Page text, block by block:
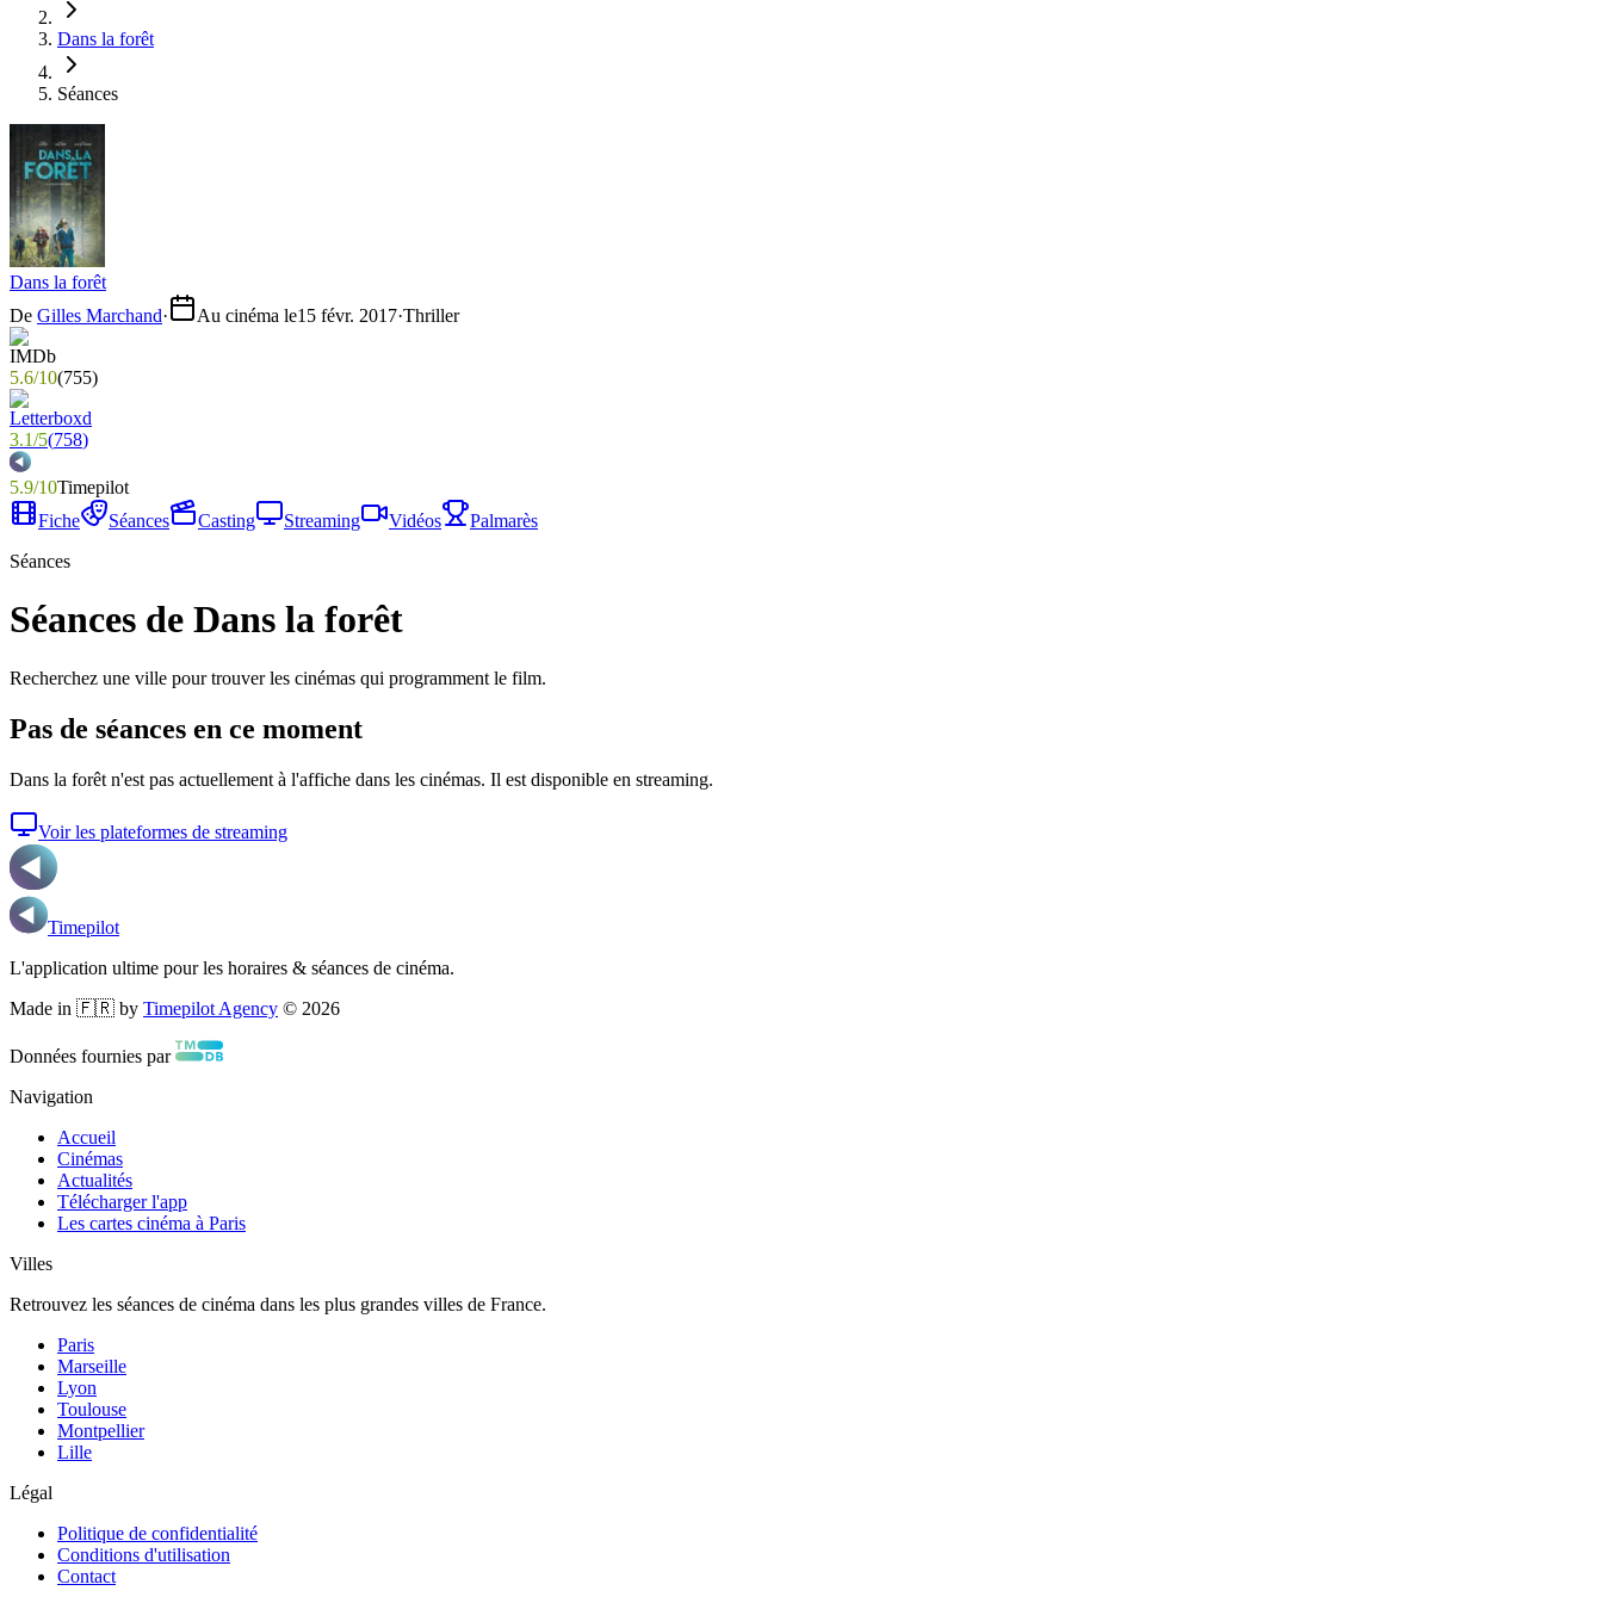
Dans la forêt
Séances
Dans la forêt
De Gilles Marchand· Au cinéma le15 févr. 2017·Thriller
5.6/10(755)
3.1/5(758)
5.9/10Timepilot
Fiche
Séances Casting Streaming Vidéos
Palmarès
Séances
Séances de Dans la forêt
Recherchez une ville pour trouver les cinémas qui programment le film.
Pas de séances en ce moment
Dans la forêt n'est pas actuellement à l'affiche dans les cinémas. Il est disponible en streaming.
Voir les plateformes de streaming
Timepilot
L'application ultime pour les horaires & séances de cinéma.
Made in 🇫🇷 by Timepilot Agency © 2026
Données fournies par
Navigation
Accueil
Cinémas
Actualités
Télécharger l'app
Les cartes cinéma à Paris
Villes
Retrouvez les séances de cinéma dans les plus grandes villes de France.
Paris
Marseille
Lyon
Toulouse
Montpellier
Lille
Légal
Politique de confidentialité
Conditions d'utilisation
Contact